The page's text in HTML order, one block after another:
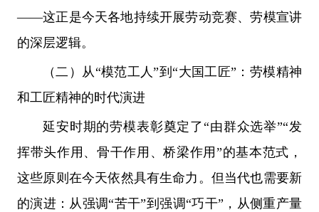
——这正是今天各地持续开展劳动竞赛、劳模宣讲
的深层逻辑。
（二）从“模范工人”到“大国工匠”：劳模精神
和工匠精神的时代演进
延安时期的劳模表彰奠定了“由群众选举”“发
挥带头作用、骨干作用、桥梁作用”的基本范式，
这些原则在今天依然具有生命力。但当代也需要新
的演进：从强调“苦干”到强调“巧干”，从侧重产量